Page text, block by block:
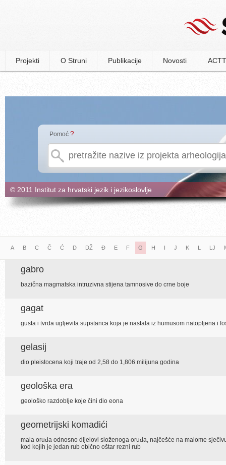
Projekti O Struni Publikacije Novosti
Pomoć ?
© 2011 Institut za hrvatski jezik i jezikoslovlje
A B C Č Ć D DŽ Đ E F G H I J K L LJ
gabro
bazična magmatska intruzivna stijena tamnosive do crne boje
gagat
gusta i tvrda ugljevita supstanca koja je nastala iz humusom natopljena i
gelasij
dio pleistocena koji traje od 2,58 do 1,806 milijuna godina
geološka era
geološko razdoblje koje čini dio eona
geometrijski komadići
mala oruđa odnosno dijelovi složenoga oruđa, najčešće na malome
kod kojih je jedan rub obično oštar rezni rub